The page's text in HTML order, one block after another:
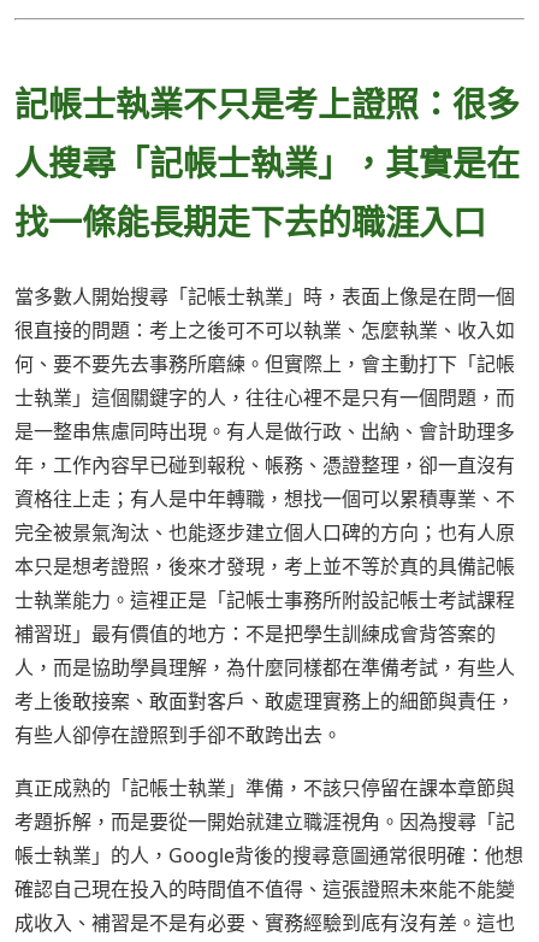
記帳士執業不只是考上證照：很多
人搜尋「記帳士執業」，其實是在
找一條能長期走下去的職涯入口
當多數人開始搜尋「記帳士執業」時，表面上像是在問一個
很直接的問題：考上之後可不可以執業、怎麼執業、收入如
何、要不要先去事務所磨練。但實際上，會主動打下「記帳
士執業」這個關鍵字的人，往往心裡不是只有一個問題，而
是一整串焦慮同時出現。有人是做行政、出納、會計助理多
年，工作內容早已碰到報稅、帳務、憑證整理，卻一直沒有
資格往上走；有人是中年轉職，想找一個可以累積專業、不
完全被景氣淘汰、也能逐步建立個人口碑的方向；也有人原
本只是想考證照，後來才發現，考上並不等於真的具備記帳
士執業能力。這裡正是「記帳士事務所附設記帳士考試課程
補習班」最有價值的地方：不是把學生訓練成會背答案的
人，而是協助學員理解，為什麼同樣都在準備考試，有些人
考上後敢接案、敢面對客戶、敢處理實務上的細節與責任，
有些人卻停在證照到手卻不敢跨出去。
真正成熟的「記帳士執業」準備，不該只停留在課本章節與
考題拆解，而是要從一開始就建立職涯視角。因為搜尋「記
帳士執業」的人，Google背後的搜尋意圖通常很明確：他想
確認自己現在投入的時間值不值得、這張證照未來能不能變
成收入、補習是不是有必要、實務經驗到底有沒有差。這也